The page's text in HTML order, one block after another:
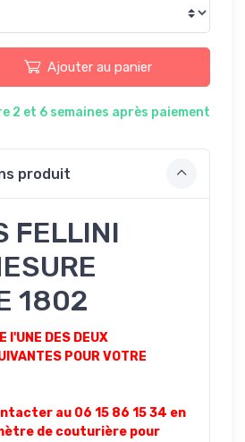
Ajouter au panier
2 et 6 semaines après paiement
produit
FELLINI
1802
l'UNE DES DEUX
POUR VOTRE
au 06 15 86 15 34 en
de couturière pour